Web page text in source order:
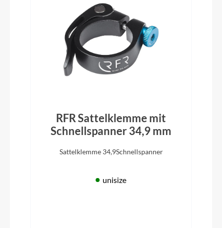
RFR Sattelklemme mit
Schnellspanner 34,9 mm
Sattelklemme 34,9Schnellspanner
unisize